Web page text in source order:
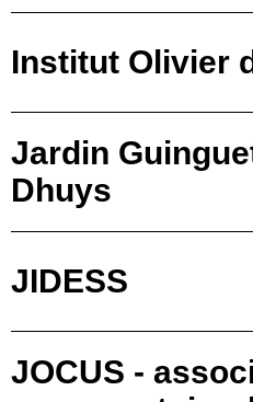
Institut Olivier
Jardin
Dhuys
JIDESS
JOCUS -